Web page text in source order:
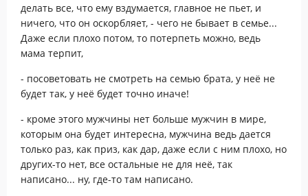
делать все, что ему вздумается, главное не пьет, и
ничего, что он оскорбляет, - чего не бывает в семье...
Даже если плохо потом, то потерпеть можно, ведь
мама терпит,
- посоветовать не смотреть на семью брата, у неё не
будет так, у неё будет точно иначе!
- кроме этого мужчины нет больше мужчин в мире,
которым она будет интересна, мужчина ведь дается
только раз, как приз, как дар, даже если с ним плохо, но
других-то нет, все остальные не для неё, так
написано... ну, где-то там написано.